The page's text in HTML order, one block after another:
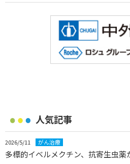
人気記事
2026/5/11 がん治療
多標的イベルメクチン、抗寄生虫